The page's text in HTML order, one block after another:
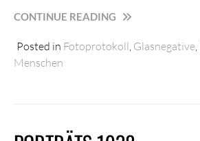
CONTINUE READING
„REKRUTEN
N.G.A.C.“
Posted in Fotoprotokoll Glasnegative
Menschen